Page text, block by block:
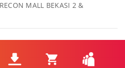
MALL BEKASI 2 &